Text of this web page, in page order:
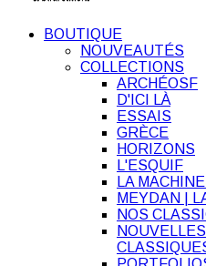
BOUTIQUE
NOUVEAUTÉS
COLLECTIONS
ARCHÉOSF
D'ICI LÀ
ESSAIS
GRÈCE
HORIZONS
L'ESQUIF
LA
MEYDAN |
NOS